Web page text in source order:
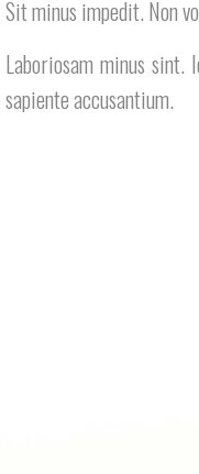
Sit minus impedit. Non
Laboriosam minus sint.
sapiente accusantium.